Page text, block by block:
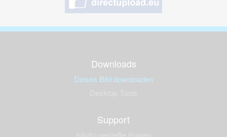
Downloads
Dieses Bild downloaden
Support